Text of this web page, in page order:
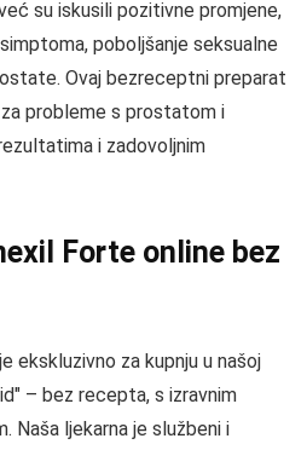
su iskusili pozitivne promjene,
poboljšanje seksualne
Ovaj bezreceptni preparat
probleme s prostatom i
i zadovoljnim
Forte online bez
ekskluzivno za kupnju u našoj
– bez recepta, s izravnim
Naša ljekarna je službeni i